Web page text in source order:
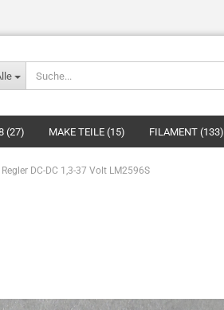
(27) MAKE TEILE (15) FILAMENT (133)
DC-DC 1,3-37 Volt LM2596S